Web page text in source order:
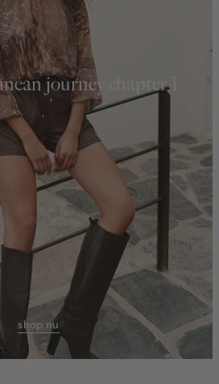
journey chapter 1
shop nu